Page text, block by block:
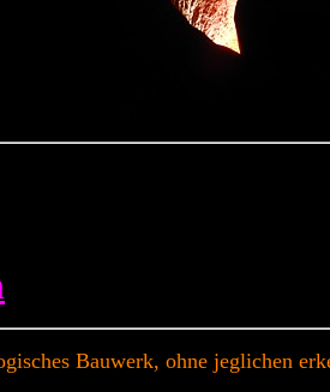
Bauwerk, ohne jeglichen